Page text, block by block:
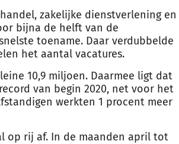
zakelijke dienstverlening en
bijna de helft van de
toename. Daar verdubbelde
het aantal vacatures.
10,9 miljoen. Daarmee ligt dat
van begin 2020, net voor het
werkten 1 procent meer
op rij af. In de maanden april tot